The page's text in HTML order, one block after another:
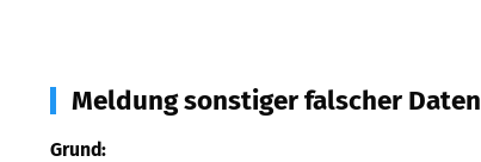
Meldung sonstiger falscher Daten
Grund: